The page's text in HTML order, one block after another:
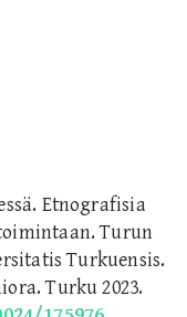
Etnografisia
Turun
Turkuensis.
Turku 2023.